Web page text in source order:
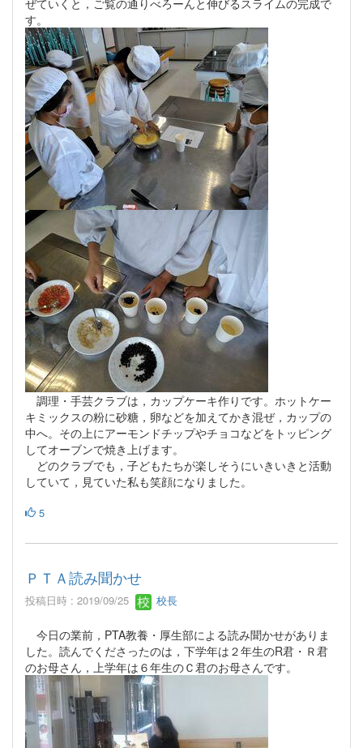
ぜていくと，ご覧の通りべろーんと伸びるスライムの完成で
す。
調理・手芸クラブは，カップケーキ作りです。ホットケー
キミックスの粉に砂糖，卵などを加えてかき混ぜ，カップの
中へ。その上にアーモンドチップやチョコなどをトッピング
してオーブンで焼き上げます。
どのクラブでも，子どもたちが楽しそうにいきいきと活動
していて，見ていた私も笑顔になりました。
5
ＰＴＡ読み聞かせ
投稿日時 : 2019/09/25 校長
今日の業前，PTA教養・厚生部による読み聞かせがありま
した。読んでくださったのは，下学年は２年生のR君・Ｒ君
のお母さん，上学年は６年生のＣ君のお母さんです。